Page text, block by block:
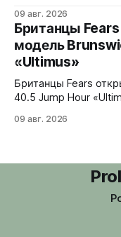
Blue. Корпус из стали 316L, керамическая вставка
безеля на 120
сторон. Водозащита
Люм Swiss Luminova BGW9. В
jubilee-
09 авг. 2026
Британцы
модель
«Ultimus»
Британцы Fears
40.5 Jump Hour
с Andrew Morgan. Прыгающий час реализован на модуле
люминесцентным
09 авг. 2026